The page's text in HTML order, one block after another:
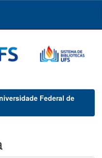
Federal de